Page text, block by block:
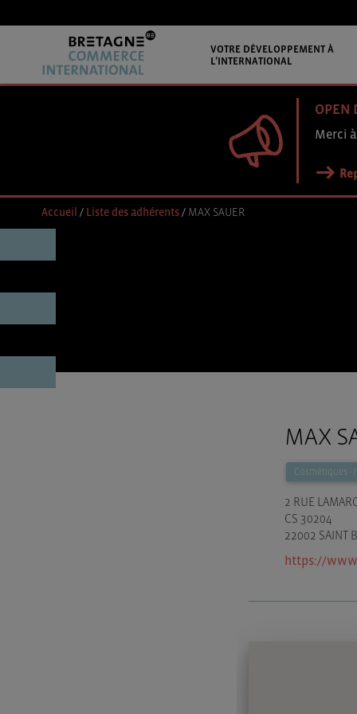
VOTRE DÉVELOPPEMENT À
L’INTERNATIONAL
OPEN
Merci
Accueil / Liste des adhérents/ MAX SAUER
MAX
Cosmétiques -
2 RUE
CS 30204
22002 SAINT
https://